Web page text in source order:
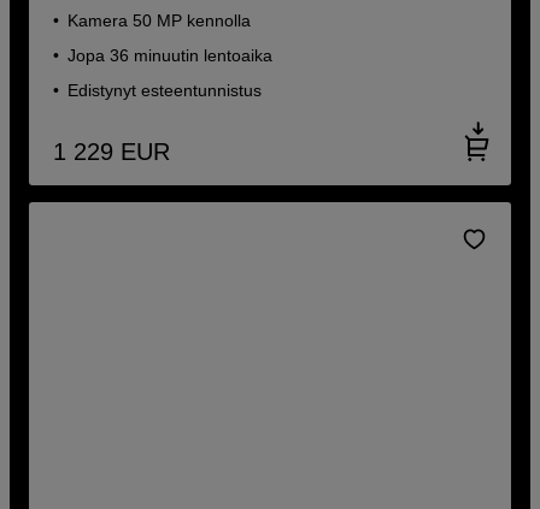
Kamera 50 MP kennolla
Jopa 36 minuutin lentoaika
Edistynyt esteentunnistus
1 229 EUR